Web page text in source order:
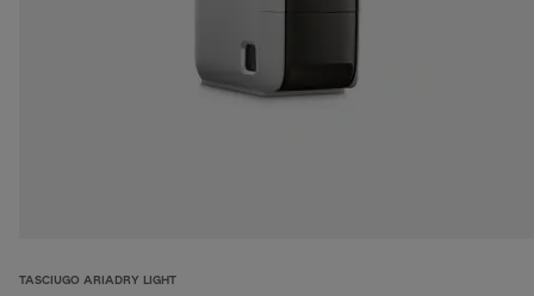
TASCIUGO ARIADRY LIGHT